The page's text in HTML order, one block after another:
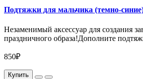
Подтяжки для мальчика (темно-
Незаменимый аксессуар для создания
праздничного образа!Дополните
850₽
Купить